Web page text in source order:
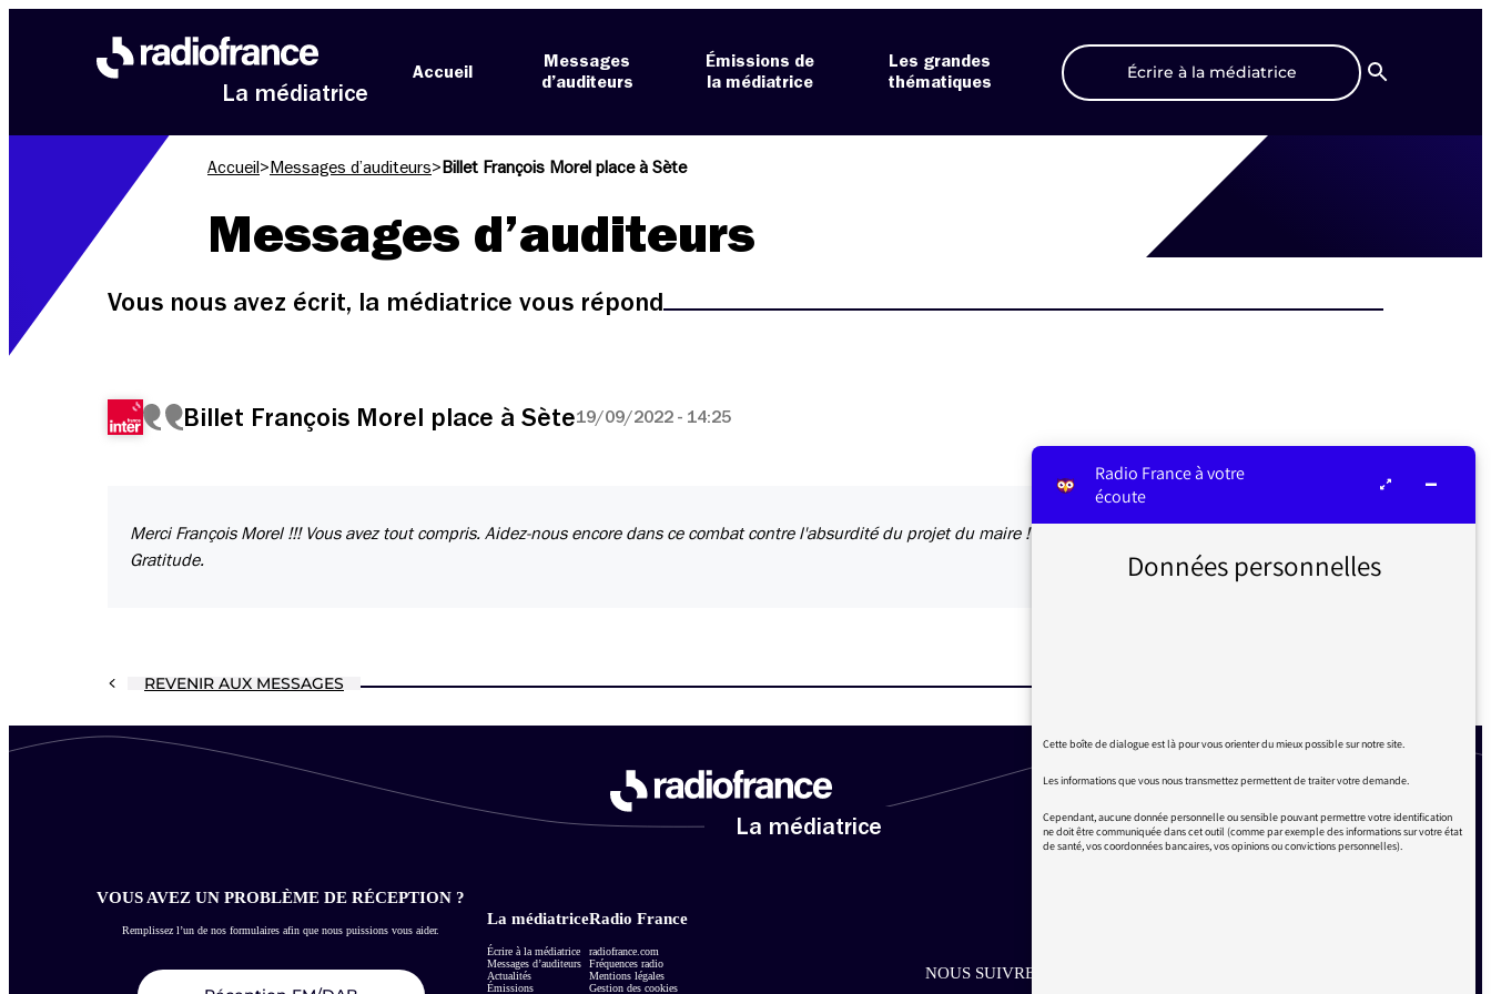
La médiatrice
Accueil
Messages
d’auditeurs
Émissions de
la médiatrice
Les grandes
thématiques
Écrire à la médiatrice
Recherche
Accueil > Messages d’auditeurs> Billet François Morel place à Sète
Messages d’auditeurs
Vous nous avez écrit, la médiatrice vous répond
Billet François Morel place à Sète19/09/2022 - 14:25
Merci François Morel !!! Vous avez tout compris. Aidez-nous encore dans ce combat contre l'absurdité du projet du maire !
Gratitude.
REVENIR AUX MESSAGES
La médiatrice
VOUS AVEZ UN PROBLÈME DE RÉCEPTION ?
Remplissez l’un de nos formulaires afin que nous puissions vous aider.
La médiatrice
Écrire à la médiatrice
Messages d’auditeurs
Actualités
Émissions
Radio France
radiofrance.com
Fréquences radio
Mentions légales
Gestion des cookies
NOUS SUIVRE SUR LES RÉSEAUX
Radio France à votre
écoute
Données personnelles
Cette boîte de dialogue est là pour vous orienter du mieux possible sur notre site.
Les informations que vous nous transmettez permettent de traiter votre demande.
Cependant, aucune donnée personnelle ou sensible pouvant permettre votre identification
ne doit être communiquée dans cet outil (comme par exemple des informations sur votre état
de santé, vos coordonnées bancaires, vos opinions ou convictions personnelles).